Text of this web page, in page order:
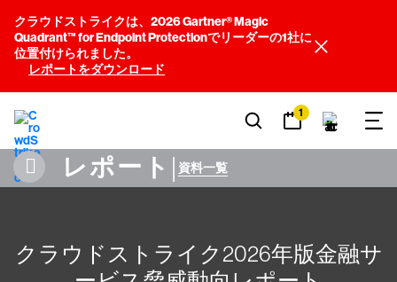
クラウドストライクは、2026 Gartner® Magic
Quadrant™ for Endpoint Protectionでリーダーの1社に
位置付けられました。
レポートをダウンロード
1
レポート | 資料一覧
クラウドストライク2026年版金融サ